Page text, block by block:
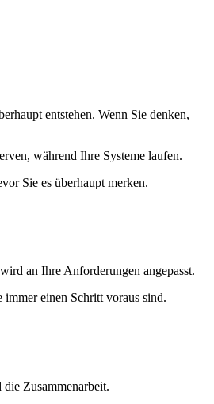
entstehen. Wenn Sie denken,
während Ihre Systeme laufen.
Sie es überhaupt merken.
an Ihre Anforderungen angepasst.
einen Schritt voraus sind.
Zusammenarbeit.